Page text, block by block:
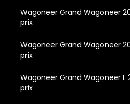
Wagoneer Grand Wagoneer
prix
Wagoneer Grand Wagoneer
prix
Wagoneer Grand Wagoneer
prix